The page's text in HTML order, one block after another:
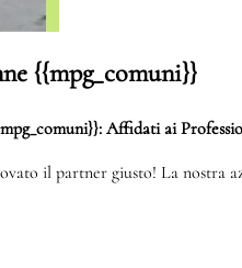
{{mpg_comuni}}
Affidati ai
il partner giusto! La nostra